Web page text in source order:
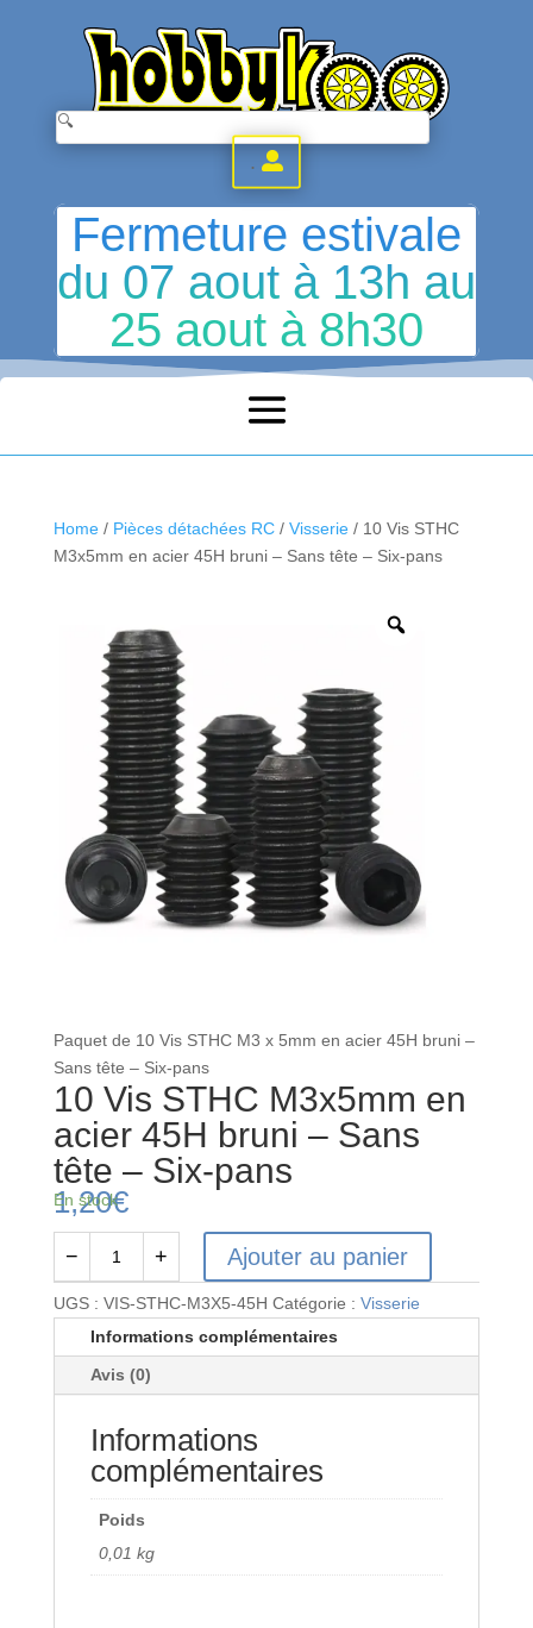
.
Fermeture estivale
du 07 aout à 13h au
25 aout à 8h30
Home/ Pièces détachées RC/ Visserie/ 10 Vis STHC
M3x5mm en acier 45H bruni – Sans tête – Six-pans
Paquet de 10 Vis STHC M3 x 5mm en acier 45H bruni –
Sans tête – Six-pans
10 Vis STHC M3x5mm en
acier 45H bruni – Sans
tête – Six-pans
1,20€
En stock
quantité
de
10
STHC
− + Ajouter au panier
UGS : VIS-STHC-M3X5-45H Catégorie : Visserie
Informations complémentaires
Avis (0)
Informations
complémentaires
Poids
0,01 kg